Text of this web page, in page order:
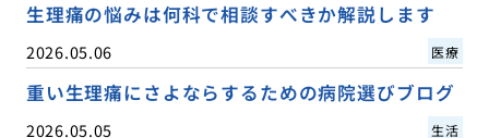
生理痛の悩みは何科で相談すべきか解説します
2026.05.06 医療
重い生理痛にさよならするための病院選びブログ
2026.05.05 生活